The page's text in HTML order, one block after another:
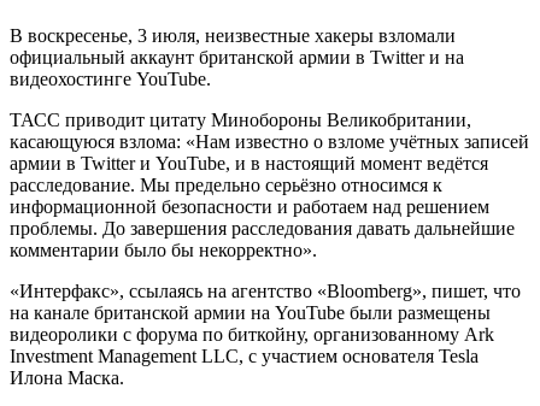
В воскресенье, 3 июля, неизвестные хакеры взломали
официальный аккаунт британской армии в Twitter и на
видеохостинге YouTube.
ТАСС приводит цитату Минобороны Великобритании,
касающуюся взлома: «Нам известно о взломе учётных записей
армии в Twitter и YouTube, и в настоящий момент ведётся
расследование. Мы предельно серьёзно относимся к
информационной безопасности и работаем над решением
проблемы. До завершения расследования давать дальнейшие
комментарии было бы некорректно».
«Интерфакс», ссылаясь на агентство «Bloomberg», пишет, что
на канале британской армии на YouTube были размещены
видеоролики с форума по биткойну, организованному Ark
Investment Management LLC, с участием основателя Tesla
Илона Маска.